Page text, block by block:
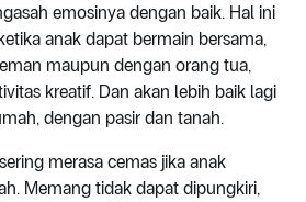
emosinya dengan baik. Hal ini
anak dapat bermain bersama,
maupun dengan orang tua,
kreatif. Dan akan lebih baik lagi
dengan pasir dan tanah.
merasa cemas jika anak
Memang tidak dapat dipungkiri,